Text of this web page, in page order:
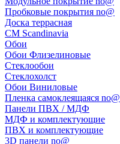
Пробковые покрытия no@
Доска террасная
CM Scandinavia
Обои
Обои Флизелиновые
Стеклообои
Стеклохолст
Обои Виниловые
Пленка самоклеящаяся no@
Панели ПВХ / МДФ
МДФ и комплектующие
ПВХ и комплектующие
3D панели no@